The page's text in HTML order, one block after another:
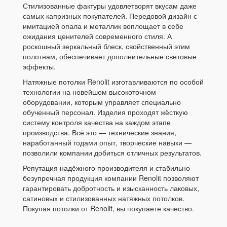
Стилизованные фактуры удовлетворят вкусам даже
самых капризных покупателей. Передовой дизайн с
имитацией опала и металлик воплощает в себе
ожидания ценителей современного стиля. А
роскошный зеркальный блеск, свойственный этим
полотнам, обеспечивает дополнительные световые
эффекты.
Натяжные потолки Renolit изготавливаются по особой
технологии на новейшем высокоточном
оборудовании, которым управляет специально
обученный персонал. Изделия проходят жёсткую
систему контроля качества на каждом этапе
производства. Всё это — технические знания,
наработанный годами опыт, творческие навыки —
позволили компании добиться отличных результатов.
Репутация надёжного производителя и стабильно
безупречная продукция компании Renolit позволяют
гарантировать добротность и изысканность лаковых,
сатиновых и стилизованных натяжных потолков.
Покупая потолки от Renolit, вы покупаете качество.